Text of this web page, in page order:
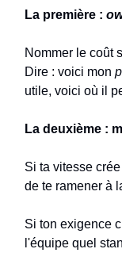
La première :
Nommer le coût
Dire : voici mon
utile, voici où il
La deuxième :
Si ta vitesse
de te ramener à
Si ton exigence
l'équipe quel